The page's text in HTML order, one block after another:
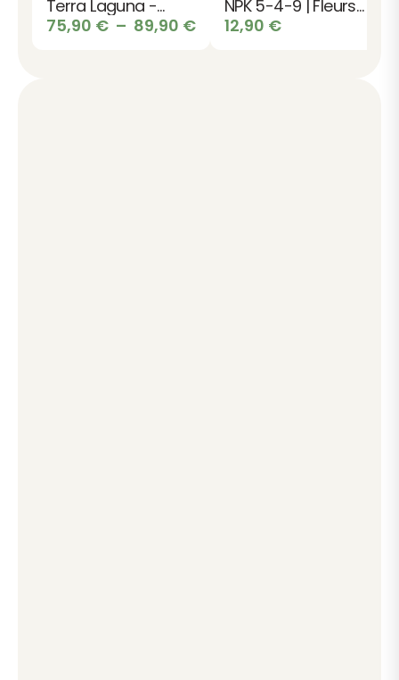
Terra Laguna -
Design pour
75,90 € – 89,90 €Plage
NPK 5-4-9 | Fleurs
du soleil
12,90 €